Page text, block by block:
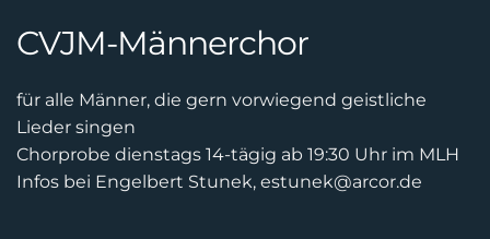
CVJM-Männerchor
für alle Männer, die gern vorwiegend geistliche
Lieder singen
Chorprobe dienstags 14-tägig ab 19:30 Uhr im MLH
Infos bei Engelbert Stunek, estunek@arcor.de